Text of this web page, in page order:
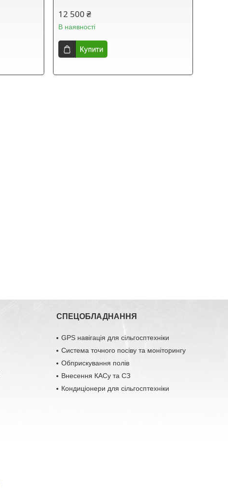
12 500 ₴
В наявності
Купити
СПЕЦОБЛАДНАННЯ
GPS навігація для сільгосптехніки
Система точного посіву та моніторингу
Обприскування полів
Внесення КАСу та СЗ
Кондиціонери для сільгосптехніки